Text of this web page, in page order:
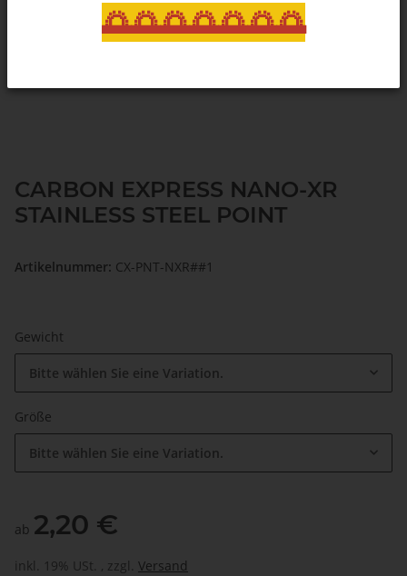
🌅🌅🌅🌅🌅🌅🌅
CARBON EXPRESS NANO-XR
STAINLESS STEEL POINT
Artikelnummer: CX-PNT-NXR##1
Gewicht
Bitte wählen Sie eine Variation.
Größe
Bitte wählen Sie eine Variation.
ab 2,20 €
inkl. 19% USt. , zzgl. Versand